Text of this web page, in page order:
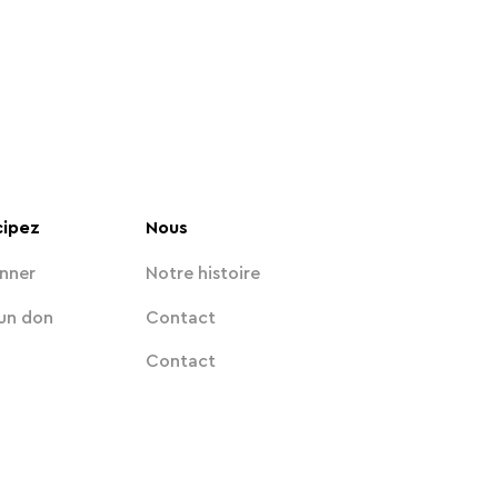
don
Nous
Notre histoire
Contact
Contact